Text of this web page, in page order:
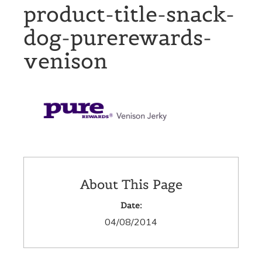
product-title-snack-
dog-purerewards-
venison
About This Page
Date:
04/08/2014